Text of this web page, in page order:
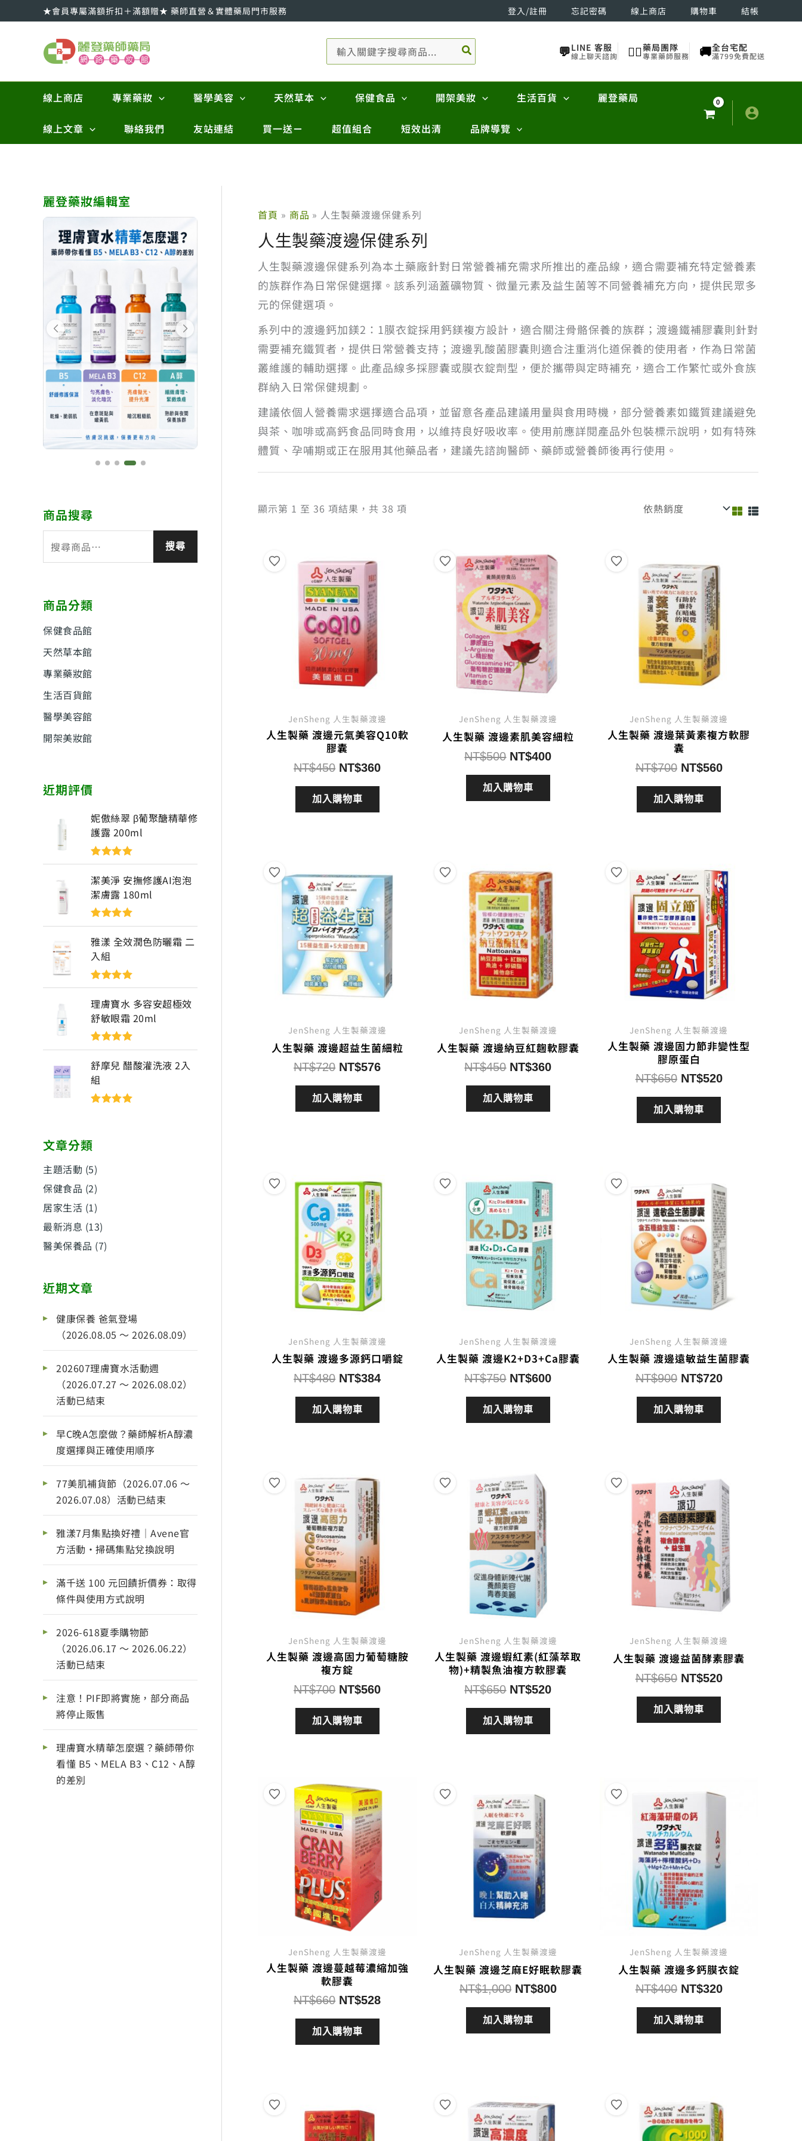
至
★會員專屬滿額折扣＋滿額贈★ 藥師直營＆實體藥局門市服務 登入/註冊 忘記密碼 線上商店 購物車 結帳
尋：
💬LINE 客服
線上聊天諮詢 👨‍⚕️藥局團隊
專業藥師服務 🚚全台宅配
滿799免費配送
線上商店 專業藥妝 醫學美容 天然草本 保健食品 開架美妝 生活百貨 麗登藥局
線上文章 聯絡我們 友站連結 買一送ㄧ 超值組合 短效出清 品牌導覽
麗登藥妝編輯室
商品搜尋
尋
字
搜尋
商品分類
保健食品館
天然草本館
專業藥妝館
生活百貨館
醫學美容館
開架美妝館
近期評價
妮傲絲翠 β葡聚醣精華修
護露 200ml
評分5滿分
5
潔美淨 安撫修護AI泡泡
潔膚露 180ml
評分5滿分
5
雅漾 全效潤色防曬霜 二
入組
評分5滿分
5
理膚寶水 多容安超極效
舒敏眼霜 20ml
評分5滿分
5
舒摩兒 醋酸灌洗液 2入
組
文章分類
主題活動 (5)
保健食品 (2)
居家生活 (1)
最新消息 (13)
醫美保養品 (7)
近期文章
健康保養 爸氣登場
（2026.08.05 ～ 2026.08.09）
202607理膚寶水活動週
（2026.07.27 ～ 2026.08.02）
活動已結束
早C晚A怎麼做？藥師解析A醇濃
度選擇與正確使用順序
77美肌補貨節（2026.07.06 ～
2026.07.08）活動已結束
雅漾7月集點換好禮｜Avene官
方活動・掃碼集點兌換說明
滿千送 100 元回饋折價券：取得
條件與使用方式說明
2026-618夏季購物節
（2026.06.17 ～ 2026.06.22）
活動已結束
注意！PIF即將實施，部分商品
將停止販售
理膚寶水精華怎麼選？藥師帶你
看懂 B5、MELA B3、C12、A醇
的差別
首頁 商品 人生製藥渡邊保健系列
人生製藥渡邊保健系列
人生製藥渡邊保健系列為本土藥廠針對日常營養補充需求所推出的產品線，適合需要補充特定營養素
的族群作為日常保健選擇。該系列涵蓋礦物質、微量元素及益生菌等不同營養補充方向，提供民眾多
元的保健選項。
系列中的渡邊鈣加鎂2：1膜衣錠採用鈣鎂複方設計，適合關注骨骼保養的族群；渡邊鐵補膠囊則針對
需要補充鐵質者，提供日常營養支持；渡邊乳酸菌膠囊則適合注重消化道保養的使用者，作為日常菌
叢維護的輔助選擇。此產品線多採膠囊或膜衣錠劑型，便於攜帶與定時補充，適合工作繁忙或外食族
群納入日常保健規劃。
建議依個人營養需求選擇適合品項，並留意各產品建議用量與食用時機，部分營養素如鐵質建議避免
與茶、咖啡或高鈣食品同時食用，以維持良好吸收率。使用前應詳閱產品外包裝標示說明，如有特殊
體質、孕哺期或正在服用其他藥品者，建議先諮詢醫師、藥師或營養師後再行使用。
顯示第 1 至 36 項結果，共 38 項
JenSheng 人生製藥渡邊
人生製藥 渡邊元氣美容Q10軟
膠囊
NT$450 原
價
格：
NT$360目
加入購物車
JenSheng 人生製藥渡邊
人生製藥 渡邊素肌美容細粒
NT$500 原
價
格：
NT$400目
加入購物車
JenSheng 人生製藥渡邊
人生製藥 渡邊葉黃素複方軟膠
囊
NT$700 原
價
格：
NT$560目
加入購物車
JenSheng 人生製藥渡邊
人生製藥 渡邊超益生菌細粒
NT$720 原
價
格：
NT$576目
加入購物車
JenSheng 人生製藥渡邊
人生製藥 渡邊納豆紅麴軟膠囊
NT$450 原
價
格：
NT$360目
加入購物車
JenSheng 人生製藥渡邊
人生製藥 渡邊固力節非變性型
膠原蛋白
NT$650 原
價
格：
NT$520目
加入購物車
JenSheng 人生製藥渡邊
人生製藥 渡邊多源鈣口嚼錠
NT$480 原
價
格：
NT$384目
加入購物車
JenSheng 人生製藥渡邊
人生製藥 渡邊K2+D3+Ca膠囊
NT$750 原
價
格：
NT$600目
加入購物車
JenSheng 人生製藥渡邊
人生製藥 渡邊遠敏益生菌膠囊
NT$900 原
價
格：
NT$720目
加入購物車
JenSheng 人生製藥渡邊
人生製藥 渡邊高固力葡萄糖胺
複方錠
NT$700 原
價
格：
NT$560目
加入購物車
JenSheng 人生製藥渡邊
人生製藥 渡邊蝦紅素(紅藻萃取
物)+精製魚油複方軟膠囊
NT$650 原
價
格：
NT$520目
加入購物車
JenSheng 人生製藥渡邊
人生製藥 渡邊益菌酵素膠囊
NT$650 原
價
格：
NT$520目
加入購物車
JenSheng 人生製藥渡邊
人生製藥 渡邊蔓越莓濃縮加強
軟膠囊
NT$660 原
價
格：
NT$528目
加入購物車
JenSheng 人生製藥渡邊
人生製藥 渡邊芝麻E好眠軟膠囊
NT$1,000 原
價
格：
NT$800目
加入購物車
JenSheng 人生製藥渡邊
人生製藥 渡邊多鈣膜衣錠
NT$400 原
價
格：
NT$320目
加入購物車